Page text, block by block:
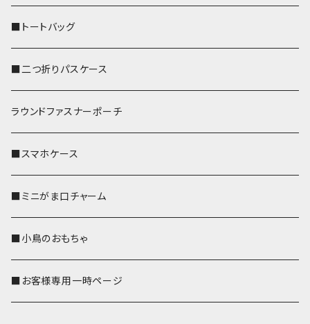
■トートバッグ
■二つ折りパスケース
ラウンドファスナーポーチ
■スマホケース
■ミニがま口チャーム
■小鳥のおもちゃ
■お客様専用一時ページ